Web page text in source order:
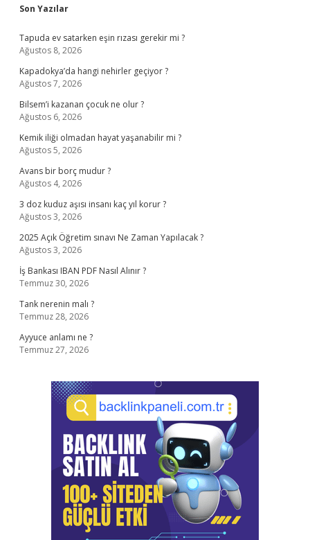
Sidebar
Son Yazılar
Tapuda ev satarken eşin rızası gerekir mi ?
Ağustos 8, 2026
Kapadokya’da hangi nehirler geçiyor ?
Ağustos 7, 2026
Bilsem’i kazanan çocuk ne olur ?
Ağustos 6, 2026
Kemik iliği olmadan hayat yaşanabilir mi ?
Ağustos 5, 2026
Avans bir borç mudur ?
Ağustos 4, 2026
3 doz kuduz aşısı insanı kaç yıl korur ?
Ağustos 3, 2026
2025 Açık Öğretim sınavı Ne Zaman Yapılacak ?
Ağustos 3, 2026
İş Bankası IBAN PDF Nasıl Alınır ?
Temmuz 30, 2026
Tank nerenin malı ?
Temmuz 28, 2026
Ayyuce anlamı ne ?
Temmuz 27, 2026